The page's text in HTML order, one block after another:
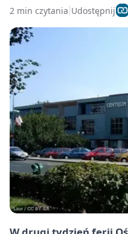
2 min czytania Udostępnij